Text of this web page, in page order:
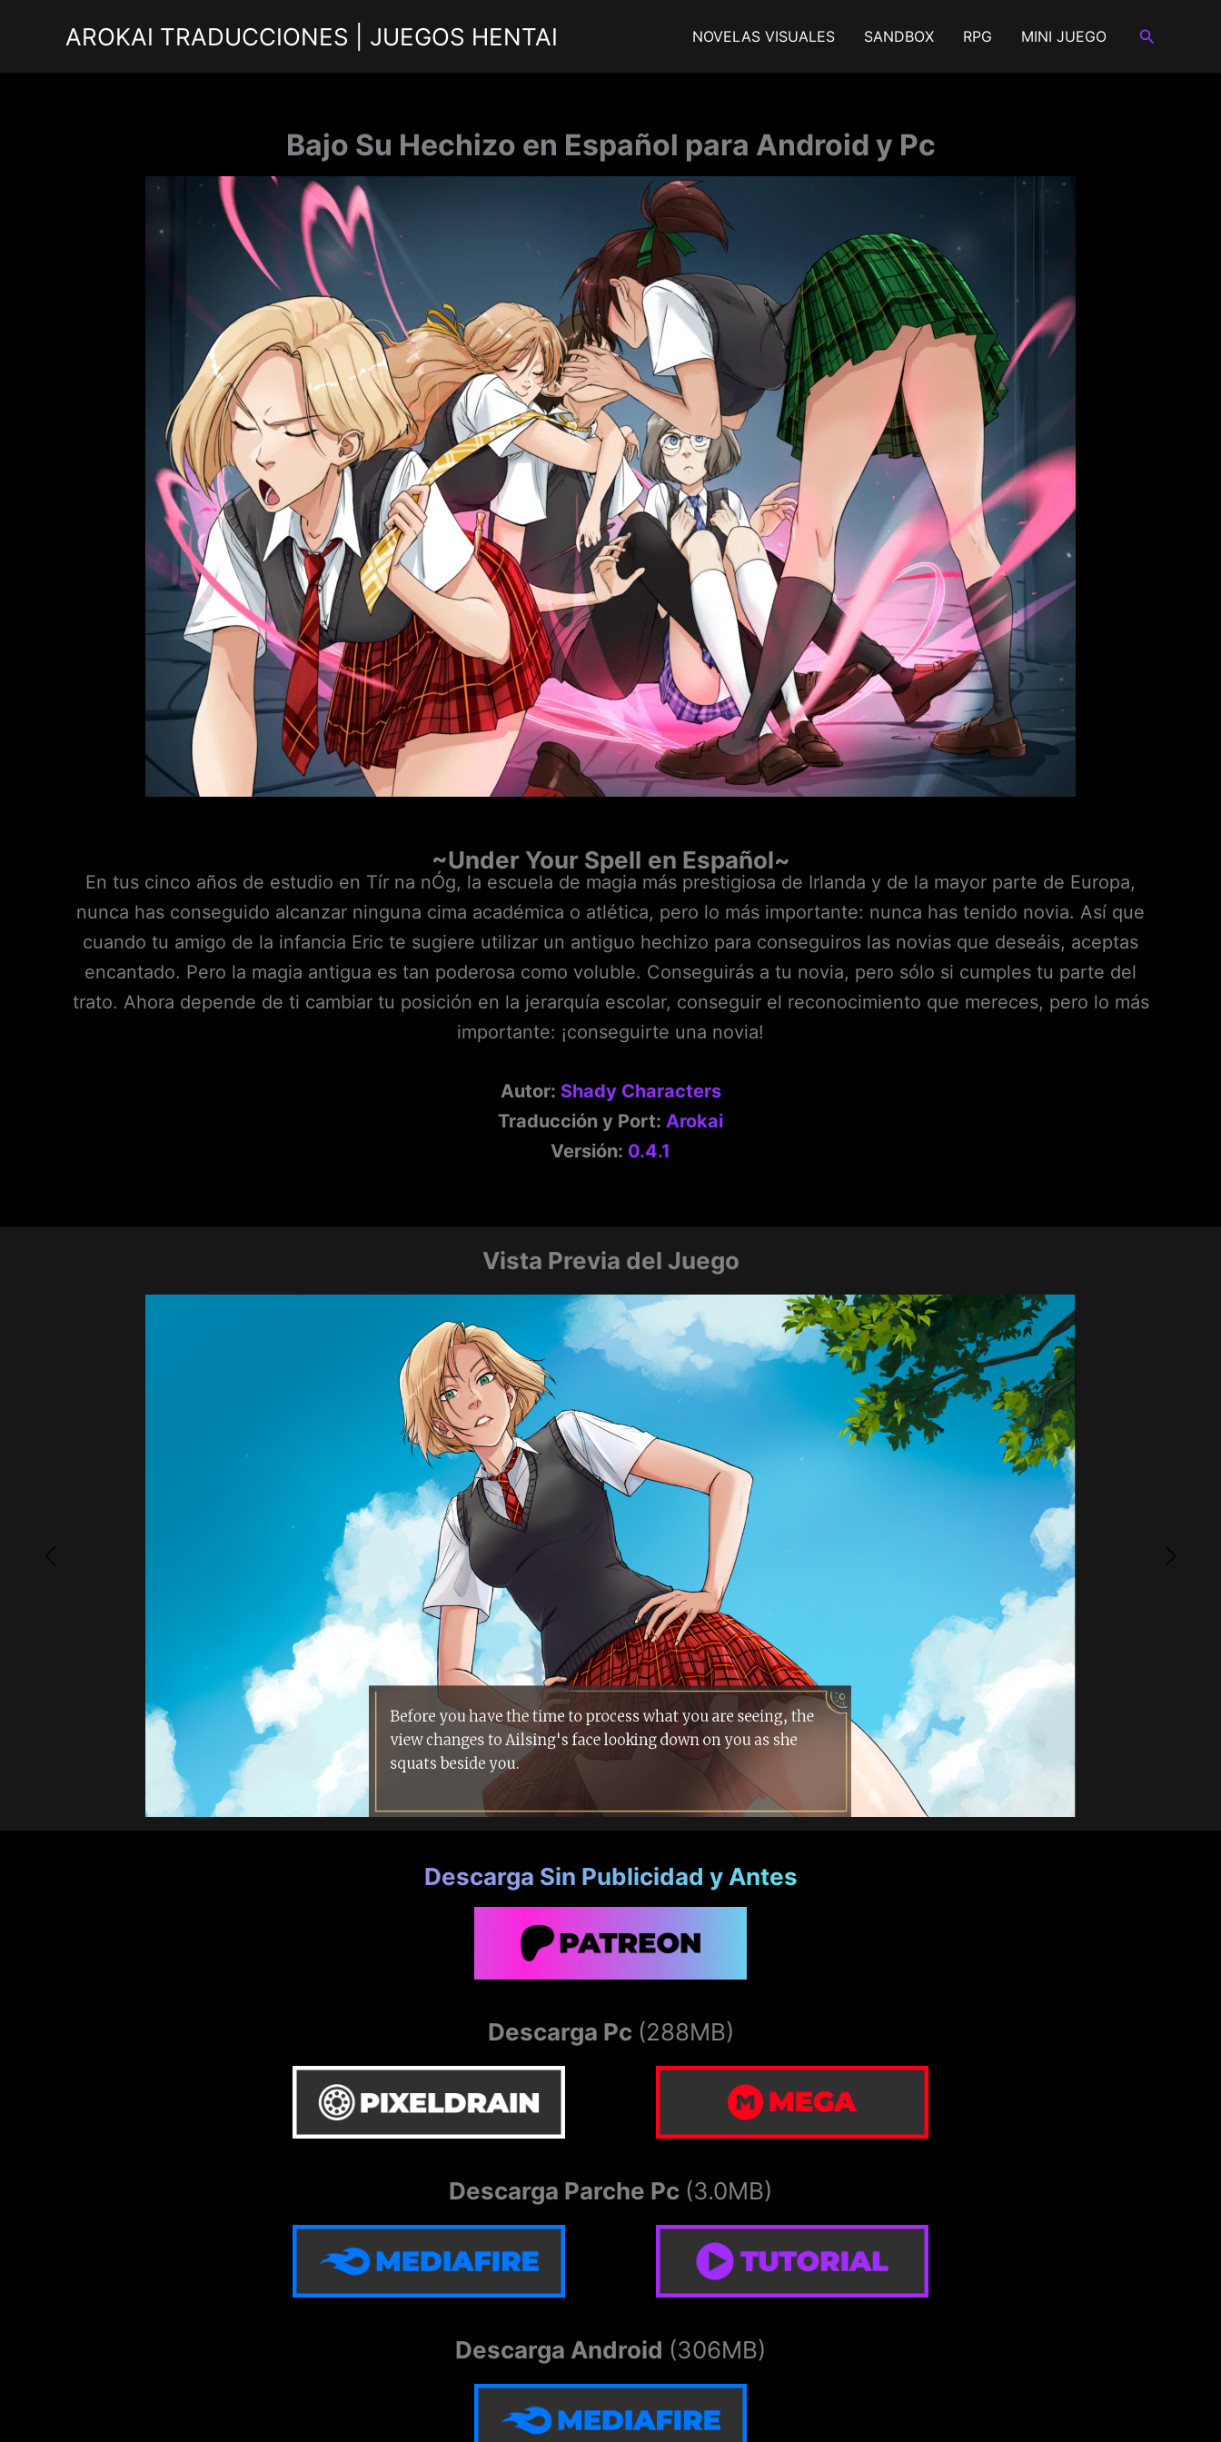
AROKAI TRADUCCIONES | JUEGOS HENTAI NOVELAS VISUALES SANDBOX RPG MINI JUEGO Buscar
Bajo Su Hechizo en Español para Android y Pc
~Under Your Spell en Español~
En tus cinco años de estudio en Tír na nÓg, la escuela de magia más prestigiosa de Irlanda y de la mayor parte de Europa,
nunca has conseguido alcanzar ninguna cima académica o atlética, pero lo más importante: nunca has tenido novia. Así que
cuando tu amigo de la infancia Eric te sugiere utilizar un antiguo hechizo para conseguiros las novias que deseáis, aceptas
encantado. Pero la magia antigua es tan poderosa como voluble. Conseguirás a tu novia, pero sólo si cumples tu parte del
trato. Ahora depende de ti cambiar tu posición en la jerarquía escolar, conseguir el reconocimiento que mereces, pero lo más
importante: ¡conseguirte una novia!
Autor: Shady Characters
Traducción y Port: Arokai
Versión: 0.4.1
Vista Previa del Juego
Descarga Sin Publicidad y Antes
Descarga Pc (288MB)
Descarga Parche Pc (3.0MB)
Descarga Android (306MB)